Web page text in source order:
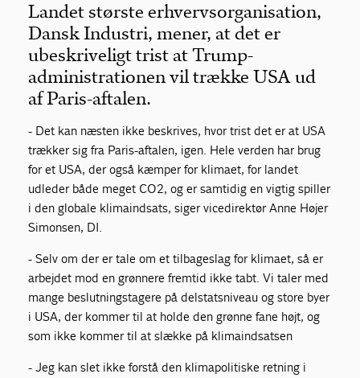
Landet største erhvervsorganisation,
Dansk Industri, mener, at det er
ubeskriveligt trist at Trump-
administrationen vil trække USA ud
af Paris-aftalen.
- Det kan næsten ikke beskrives, hvor trist det er at USA
trækker sig fra Paris-aftalen, igen. Hele verden har brug
for et USA, der også kæmper for klimaet, for landet
udleder både meget CO2, og er samtidig en vigtig spiller
i den globale klimaindsats, siger vicedirektør Anne Højer
Simonsen, DI.
- Selv om der er tale om et tilbageslag for klimaet, så er
arbejdet mod en grønnere fremtid ikke tabt. Vi taler med
mange beslutningstagere på delstatsniveau og store byer
i USA, der kommer til at holde den grønne fane højt, og
som ikke kommer til at slække på klimaindsatsen
- Jeg kan slet ikke forstå den klimapolitiske retning i